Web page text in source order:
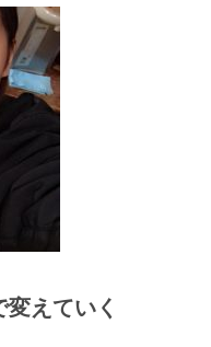
えていく